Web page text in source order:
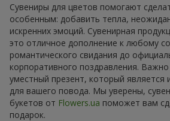
Сувениры для цветов помогают
особенным: добавить тепла,
искренних эмоций. Сувенирная
это отличное дополнение к любому
романтического свидания до
корпоративного поздравления.
уместный презент, который
для вашего повода. Мы уверены,
букетов от Flowers.ua поможет вам
подарок.